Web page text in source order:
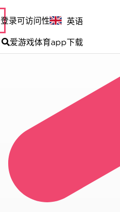
登录可访问性 英语
爱游戏体育app下载